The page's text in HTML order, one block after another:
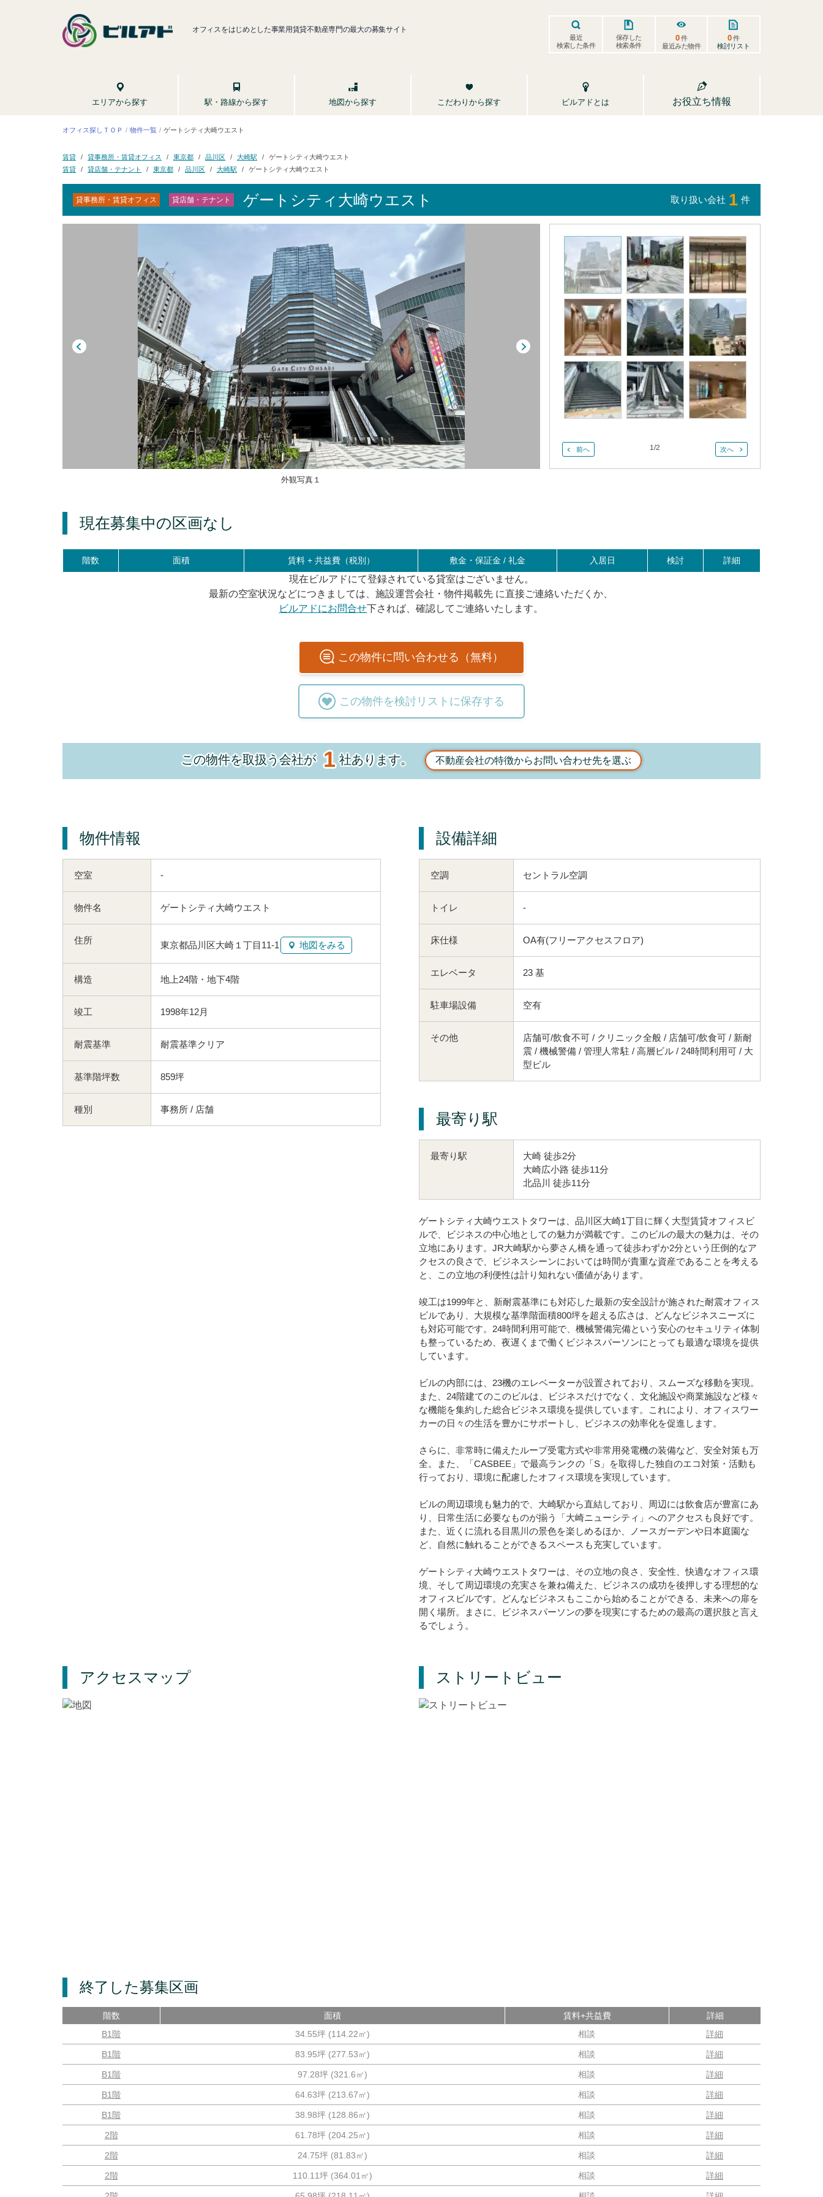
オフィスをはじめとした事業用賃貸不動産専門の最大の募集サイト
最近
検索した条件
保存した
検索条件
0件
最近みた物件
0件
検討リスト
エリアから探す 駅・路線から探す 地図から探す こだわりから探す ビルアドとは お役立ち情報
オフィス探しＴＯＰ 物件一覧 ゲートシティ大崎ウエスト
賃貸 貸事務所・賃貸オフィス 東京都 品川区 大崎駅 ゲートシティ大崎ウエスト
賃貸 貸店舗・テナント 東京都 品川区 大崎駅 ゲートシティ大崎ウエスト
貸事務所・賃貸オフィス 貸店舗・テナント ゲートシティ大崎ウエスト 取り扱い会社 1 件
外観写真１
前へ 1/2 次へ
現在募集中の区画なし
階数 面積 賃料 +共益費（税別） 敷金・保証金 / 礼金 入居日 検討 詳細
現在ビルアドにて登録されている貸室はございません。
最新の空室状況などにつきましては、施設運営会社・物件掲載先 に直接ご連絡いただくか、
ビルアドにお問合せ下されば、確認してご連絡いたします。
この物件に問い合わせる（無料）
この物件を検討リストに保存する
この物件を取扱う会社が1社あります。 不動産会社の特徴からお問い合わせ先を選ぶ
物件情報
空室 -
物件名 ゲートシティ大崎ウエスト
住所 東京都品川区大崎１丁目11-1 地図をみる
構造 地上24階・地下4階
竣工 1998年12月
耐震基準 耐震基準クリア
基準階坪数 859坪
種別 事務所 / 店舗
設備詳細
空調 セントラル空調
トイレ -
床仕様 OA有(フリーアクセスフロア)
エレベータ 23 基
駐車場設備 空有
その他
店舗可/飲食不可 / クリニック全般 / 店舗可/飲食可 / 新耐
震 / 機械警備 / 管理人常駐 / 高層ビル / 24時間利用可 / 大
型ビル
最寄り駅
最寄り駅 大崎 徒歩2分
大崎広小路 徒歩11分
北品川 徒歩11分
ゲートシティ大崎ウエストタワーは、品川区大崎1丁目に輝く大型賃貸オフィスビ
ルで、ビジネスの中心地としての魅力が満載です。このビルの最大の魅力は、その
立地にあります。JR大崎駅から夢さん橋を通って徒歩わずか2分という圧倒的なア
クセスの良さで、ビジネスシーンにおいては時間が貴重な資産であることを考える
と、この立地の利便性は計り知れない価値があります。
竣工は1999年と、新耐震基準にも対応した最新の安全設計が施された耐震オフィス
ビルであり、大規模な基準階面積800坪を超える広さは、どんなビジネスニーズに
も対応可能です。24時間利用可能で、機械警備完備という安心のセキュリティ体制
も整っているため、夜遅くまで働くビジネスパーソンにとっても最適な環境を提供
しています。
ビルの内部には、23機のエレベーターが設置されており、スムーズな移動を実現。
また、24階建てのこのビルは、ビジネスだけでなく、文化施設や商業施設など様々
な機能を集約した総合ビジネス環境を提供しています。これにより、オフィスワー
カーの日々の生活を豊かにサポートし、ビジネスの効率化を促進します。
さらに、非常時に備えたループ受電方式や非常用発電機の装備など、安全対策も万
全。また、「CASBEE」で最高ランクの「S」を取得した独自のエコ対策・活動も
行っており、環境に配慮したオフィス環境を実現しています。
ビルの周辺環境も魅力的で、大崎駅から直結しており、周辺には飲食店が豊富にあ
り、日常生活に必要なものが揃う「大崎ニューシティ」へのアクセスも良好です。
また、近くに流れる目黒川の景色を楽しめるほか、ノースガーデンや日本庭園な
ど、自然に触れることができるスペースも充実しています。
ゲートシティ大崎ウエストタワーは、その立地の良さ、安全性、快適なオフィス環
境、そして周辺環境の充実さを兼ね備えた、ビジネスの成功を後押しする理想的な
オフィスビルです。どんなビジネスもここから始めることができる、未来への扉を
開く場所。まさに、ビジネスパーソンの夢を現実にするための最高の選択肢と言え
るでしょう。
アクセスマップ ストリートビュー
終了した募集区画
階数 面積 賃料+共益費
詳細
B1階
34.55坪 (114.22㎡) 相談 詳細
B1階 83.95坪 (277.53㎡) 相談 詳細
B1階 97.28坪 (321.6㎡) 相談 詳細
B1階 64.63坪 (213.67㎡) 相談 詳細
B1階 38.98坪 (128.86㎡) 相談 詳細
2階 61.78坪 (204.25㎡) 相談 詳細
2階 24.75坪 (81.83㎡) 相談 詳細
2階 110.11坪 (364.01 ㎡) 相談 詳細